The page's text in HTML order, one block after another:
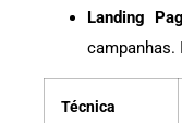
Landing
campanhas.
Técnica